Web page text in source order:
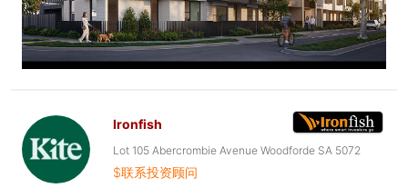
Ironfish
Lot 105 Abercrombie Avenue Woodforde SA 5072
$联系投资顾问